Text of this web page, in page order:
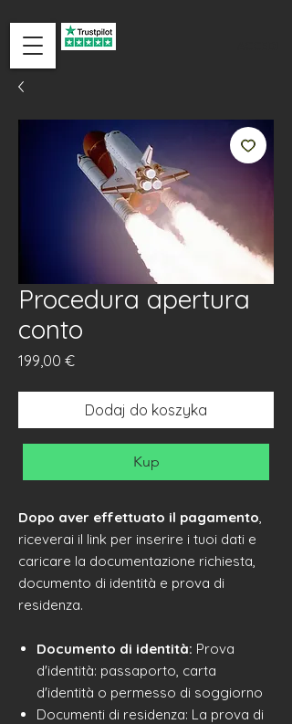
Procedura apertura
conto
199,00 €Cena
Dodaj do koszyka
Kup
Dopo aver effettuato il pagamento,
riceverai il link per inserire i tuoi dati e
caricare la documentazione richiesta,
documento di identità e prova di
residenza.
Documento di identità: Prova
d'identità: passaporto, carta
d'identità o permesso di soggiorno
Documenti di residenza: La prova di